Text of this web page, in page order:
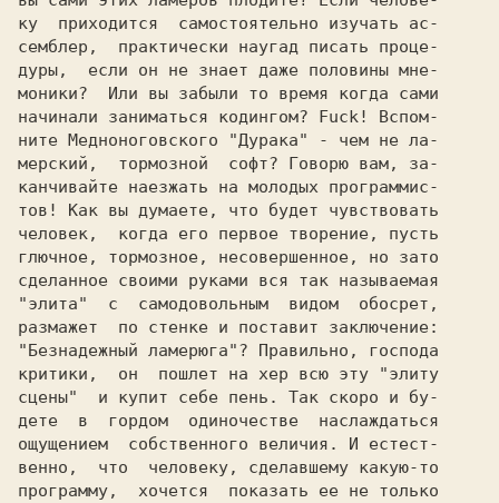
ку  приходится  самостоятельно изучать ас-
семблер,  практически наугад писать проце-
дуры,  если он не знает даже половины мне-
начинали заниматься кодингом? Fuck! Вспом-
ните Медноноговского "Дурака"
- чем не ла-
мерский,  тормозной  софт? Говорю вам, за-
канчивайте наезжать на молодых программис-
тов! Как вы думаете, что будет чувствовать
глючное, тормозное, несовершенное, но зато
"элита"
с  самодовольным  видом
обосрет,
"Безнадежный ламерюга"? Правильно, господа
критики,
он  пошлет на хер всю эту
"элиту
сцены"
и купит себе пень.
дете  в  гордом  одиночестве  наслаждаться
ощущением собственного величия.
И естест-
венно,  что  человеку, сделавшему какую-то
программу,  хочется  показать ее не только